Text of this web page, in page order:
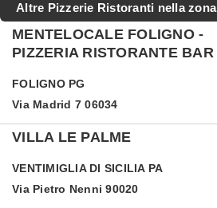
Altre Pizzerie Ristoranti nella zona
MENTELOCALE FOLIGNO -
PIZZERIA RISTORANTE BAR
FOLIGNO PG
Via Madrid 7 06034
VILLA LE PALME
VENTIMIGLIA DI SICILIA PA
Via Pietro Nenni 90020